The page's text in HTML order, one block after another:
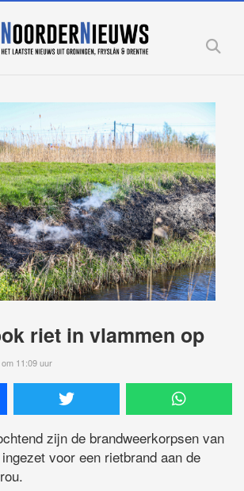
riet in vlammen op
11:09 uur
zijn de brandweerkorpsen van
voor een rietbrand aan de